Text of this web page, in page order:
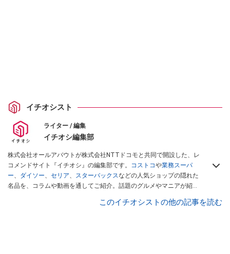
イチオシスト
ライター / 編集
イチオシ編集部
株式会社オールアバウトが株式会社NTTドコモと共同で開設した、レ
コメンドサイト『イチオシ』の編集部です。 コストコや業務スーパ
ー、 ダイソー、 セリア、 スターバックスなどの人気ショップの隠れた
名品を、コラムや動画を通してご紹介。話題のグルメやマニアが紹介
インフルエンサーが実際に使用してレビューしています。毎日トレン
このイチオシストの他の記事を読む